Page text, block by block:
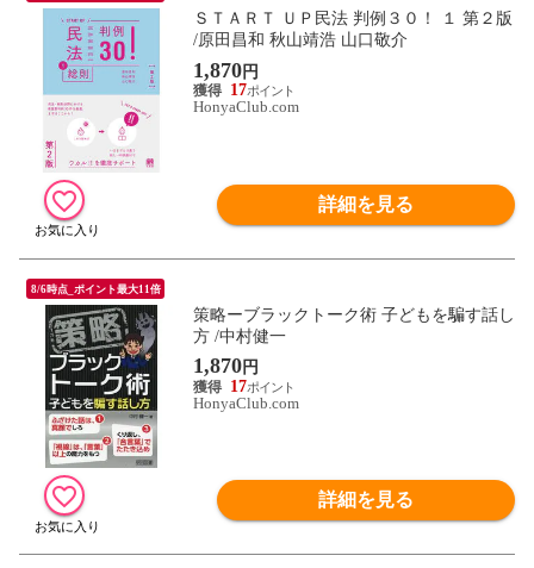
ＳＴＡＲＴ ＵＰ民法 判例３０！ １ 第２版
/原田昌和 秋山靖浩 山口敬介
1,870円
17
HonyaClub.com
詳細を見る
8/6時点_ポイント最大11倍
策略ーブラックトーク術 子どもを騙す話し
方 /中村健一
1,870円
17
HonyaClub.com
詳細を見る